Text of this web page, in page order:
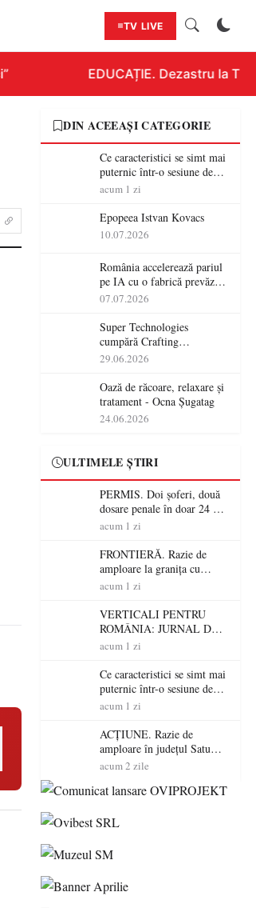
TV LIVE
EDUCAȚIE. Dezastru la
DIN ACEEAȘI CATEGORIE
Ce caracteristici se simt mai
puternic într-o sesiune de
distracție la sloturi online:
RTP?
acum 1 zi
Epopeea Istvan Kovacs
10.07.2026
România accelerează pariul
pe IA cu o fabrică prevăzută
pentru 2027
07.07.2026
Super Technologies
cumpără Crafting
Technologies și își extinde
România
29.06.2026
Oază de răcoare, relaxare și
tratament - Ocna Șugatag
24.06.2026
ULTIMELE ȘTIRI
PERMIS. Doi șoferi, două
dosare penale în doar 24 de
ore la Petea! Unul avea
nu a avut niciodată permis
acum 1 zi
FRONTIERĂ. Razie de
amploare la granița cu
Ungaria! 800 de persoane și
verificate
acum 1 zi
VERTICALI PENTRU
ROMÂNIA: JURNAL DE
CĂLĂTORIE FIJET
acum 1 zi
Ce caracteristici se simt mai
puternic într-o sesiune de
distracție la sloturi online:
RTP?
acum 1 zi
ACȚIUNE. Razie de
amploare în județul Satu
Mare! Polițiștii au dat sute
șoferi fără permis într-o
acum 2 zile